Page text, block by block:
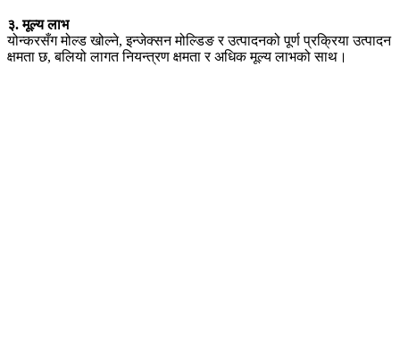
३. मूल्य लाभ
योन्करसँग मोल्ड खोल्ने, इन्जेक्सन मोल्डिङ र उत्पादनको पूर्ण प्रक्रिया उत्पादन
क्षमता छ, बलियो लागत नियन्त्रण क्षमता र अधिक मूल्य लाभको साथ।